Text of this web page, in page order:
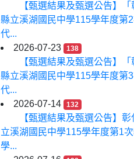
【甄選結果及甄選公告】「
縣立溪湖國民中學115學年度第
代...
2026-07-23
138
【甄選結果及甄選公告】「
縣立溪湖國民中學115學年度第
代...
2026-07-14
132
【甄選結果及甄選公告】彰
立溪湖國民中學115學年度第1
學...